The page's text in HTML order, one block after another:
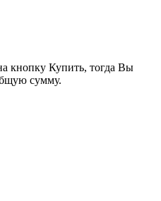
кнопку Купить, тогда Вы
сумму.